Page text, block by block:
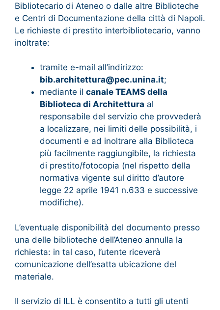
Bibliotecario di Ateneo o dalle altre Biblioteche
e Centri di Documentazione della città di Napoli.
Le richieste di prestito interbibliotecario, vanno
inoltrate:
tramite e-mail all’indirizzo:
bib.architettura@pec.unina.it;
mediante il canale TEAMS della
Biblioteca di Architettura al
responsabile del servizio che provvederà
a localizzare, nei limiti delle possibilità, i
documenti e ad inoltrare alla Biblioteca
più facilmente raggiungibile, la richiesta
di prestito/fotocopia (nel rispetto della
normativa vigente sul diritto d’autore
legge 22 aprile 1941 n.633 e successive
modifiche).
L’eventuale disponibilità del documento presso
una delle biblioteche dell’Ateneo annulla la
richiesta: in tal caso, l’utente riceverà
comunicazione dell’esatta ubicazione del
materiale.
Il servizio di ILL è consentito a tutti gli utenti